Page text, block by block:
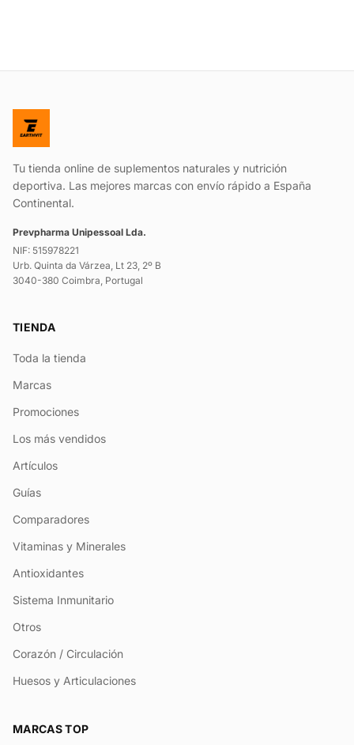
Tu tienda online de suplementos naturales y nutrición
deportiva. Las mejores marcas con envío rápido a España
Continental.
Prevpharma Unipessoal Lda.
NIF: 515978221
Urb. Quinta da Várzea, Lt 23, 2º B
3040-380 Coimbra, Portugal
TIENDA
Toda la tienda
Marcas
Promociones
Los más vendidos
Artículos
Guías
Comparadores
Vitaminas y Minerales
Antioxidantes
Sistema Inmunitario
Otros
Corazón / Circulación
Huesos y Articulaciones
MARCAS TOP